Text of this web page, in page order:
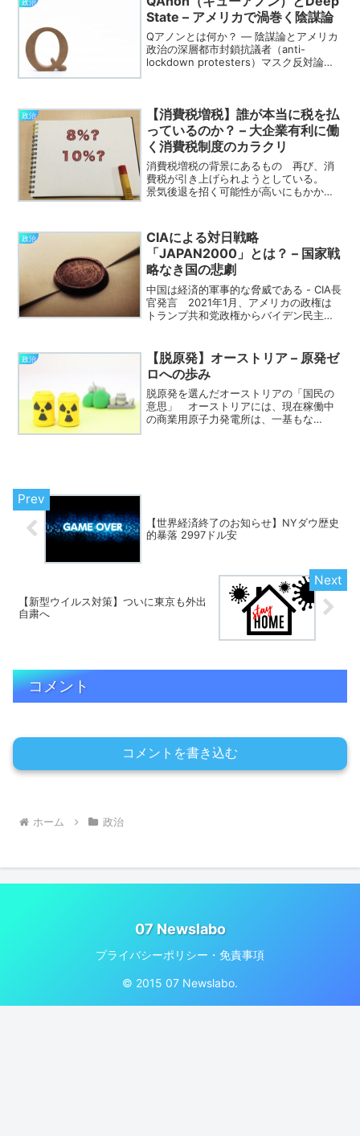
政治
State – アメリカで渦巻く陰謀論
Qアノンとは何か？ ― 陰謀論とアメリカ
政治の深層都市封鎖抗議者（anti-
lockdown protesters）マスク反対論者
政治
【消費税増税】誰が本当に税を払
っているのか？ – 大企業有利に働
く消費税制度のカラクリ
消費税増税の背景にあるもの 再び、消
費税が引き上げられようとしている。
景気後退を招く可能性が高いにもかかわ
政官財が一体となって、「増税ありき」
の議論が進められているの...
政治
CIAによる対日戦略
「JAPAN2000」とは？ – 国家戦
略なき国の悲劇
中国は経済的軍事的な脅威である - CIA長
官発言 2021年1月、アメリカの政権は
トランプ共和党政権からバイデン民主党
見えるが、アメリカの国家戦略の根幹に
おいては、む...
政治
【脱原発】オーストリア – 原発ゼ
ロへの歩み
脱原発を選んだオーストリアの「国民の
意思」 オーストリアには、現在稼働中
の商業用原子力発電所は、一基もな
【世界経済終了のお知らせ】NYダウ歴史
的暴落 2997ドル安
【新型ウイルス対策】ついに東京も外出
自粛へ
コメント
コメントを書き込む
ホーム 政治
07 Newslabo
プライバシーポリシー・免責事項
© 2015 07 Newslabo.